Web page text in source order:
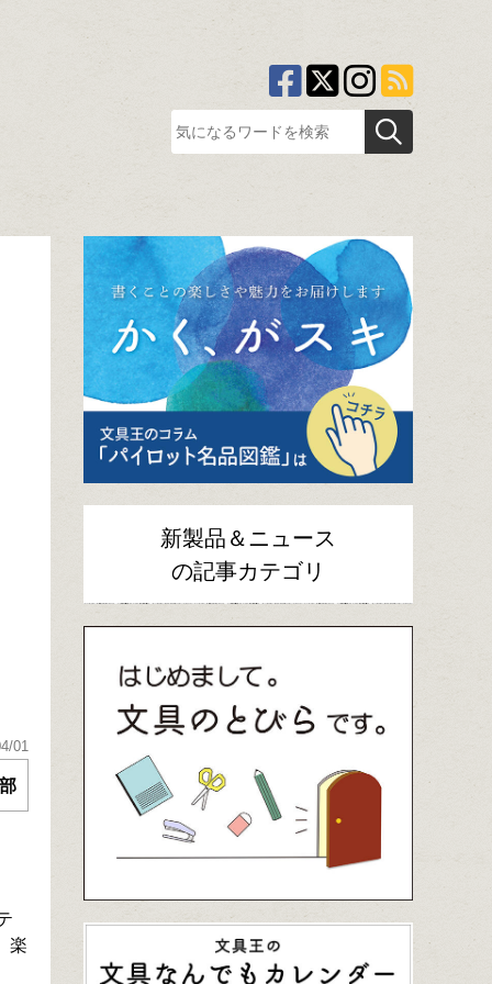
01
楽
新製品＆ニュース
の記事カテゴリ